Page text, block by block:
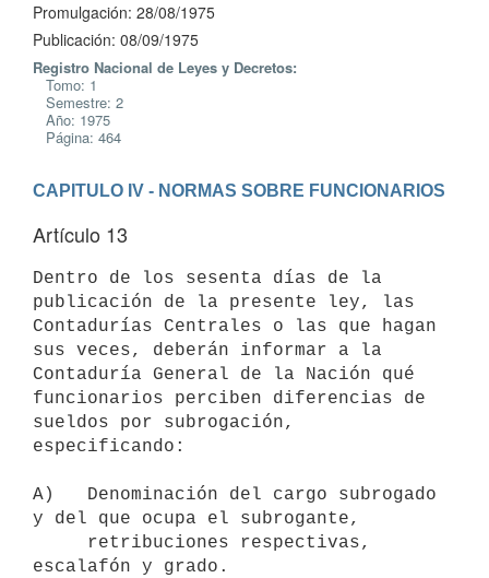
Promulgación: 28/08/1975
Publicación: 08/09/1975
Registro Nacional de Leyes y Decretos:
Tomo: 1
Semestre: 2
Año: 1975
Página: 464
CAPITULO IV - NORMAS SOBRE FUNCIONARIOS
Artículo 13
Dentro de los sesenta días de la
publicación de la presente ley, las
Contadurías Centrales o las que hagan
sus veces, deberán informar a la
Contaduría General de la Nación qué
funcionarios perciben diferencias de
sueldos por subrogación,
especificando:
A)   Denominación del cargo subrogado
y del que ocupa el subrogante,
escalafón y grado.